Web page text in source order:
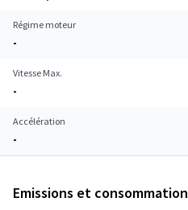
Régime moteur
-
Vitesse Max.
-
Accélération
-
Emissions et consommation